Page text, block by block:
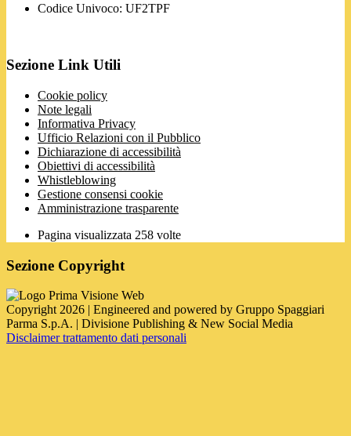
Codice Univoco: UF2TPF
Sezione Link Utili
Cookie policy
Note legali
Informativa Privacy
Ufficio Relazioni con il Pubblico
Dichiarazione di accessibilità
Obiettivi di accessibilità
Whistleblowing
Gestione consensi cookie
Amministrazione trasparente
Pagina visualizzata 258 volte
Sezione Copyright
Copyright 2026 | Engineered and powered by Gruppo Spaggiari
Parma S.p.A. | Divisione Publishing & New Social Media
Disclaimer trattamento dati personali